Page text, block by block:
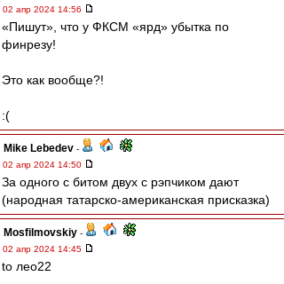
02 апр 2024 14:56
«Пишут», что у ФКСМ «ярд» убытка по
финрезу!
Это как вообще?!
:(
Mike Lebedev -
02 апр 2024 14:50
За одного с битом двух с рэпчиком дают
(народная татарско-американская присказка)
Mosfilmovskiy -
02 апр 2024 14:45
to лео22